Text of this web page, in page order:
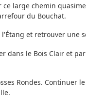
large chemin
du Bouchat.
et retrouver une
dans le Bois Clair et
Rondes. Continuer